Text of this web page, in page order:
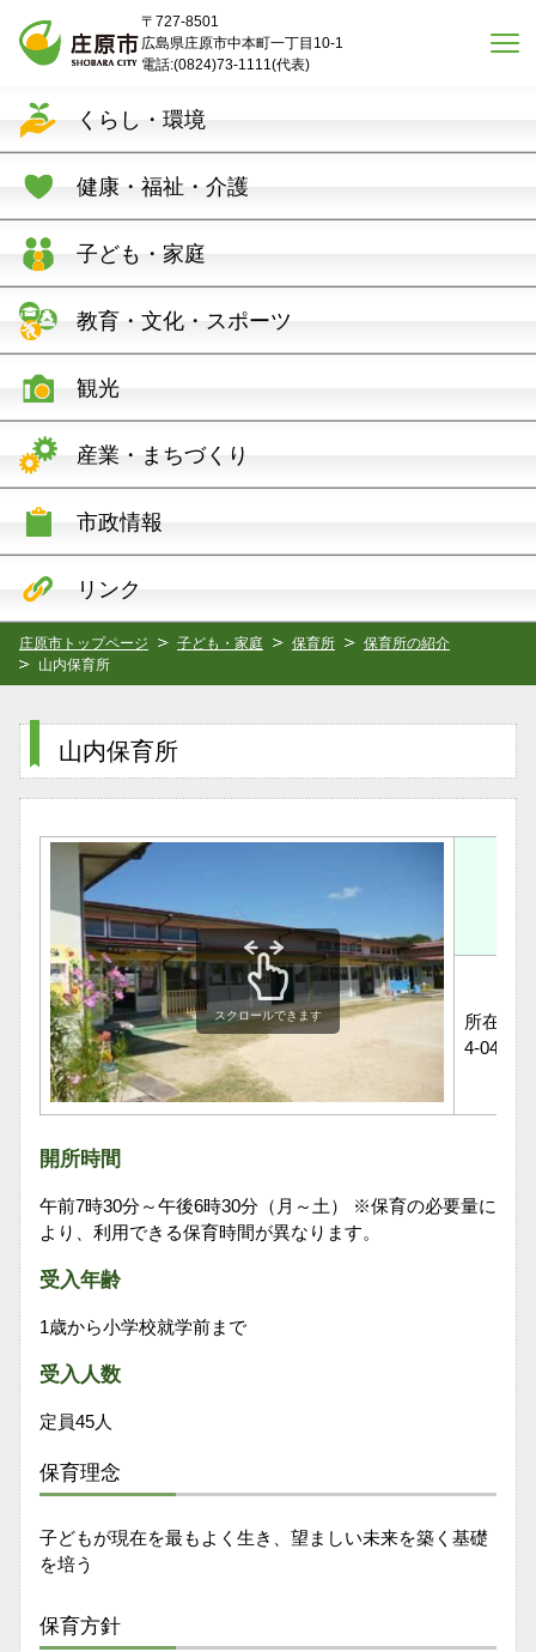
〒727-8501
広島県庄原市中本町一丁目10-1
電話:(0824)73-1111(代表)
くらし・環境
健康・福祉・介護
子ども・家庭
教育・文化・スポーツ
観光
産業・まちづくり
市政情報
リンク
庄原市トップページ 子ども・家庭 保育所
保育所の紹介
山内保育所
山内保育所
所在地
4-0400
スクロールできます
開所時間
午前7時30分～午後6時30分（月～土） ※保育の必要量に
より、利用できる保育時間が異なります。
受入年齢
1歳から小学校就学前まで
受入人数
定員45人
保育理念
子どもが現在を最もよく生き、望ましい未来を築く基礎
を培う
保育方針